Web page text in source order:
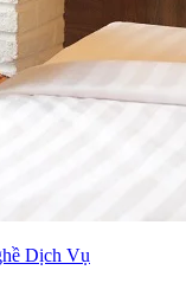
Dịch Vụ